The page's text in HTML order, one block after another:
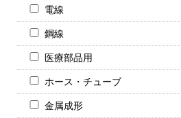
電線
鋼線
医療部品用
ホース・チューブ
金属成形